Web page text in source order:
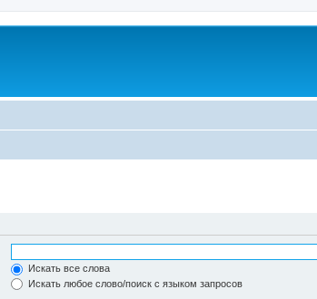
Искать все слова
Искать любое слово/поиск с языком запросов